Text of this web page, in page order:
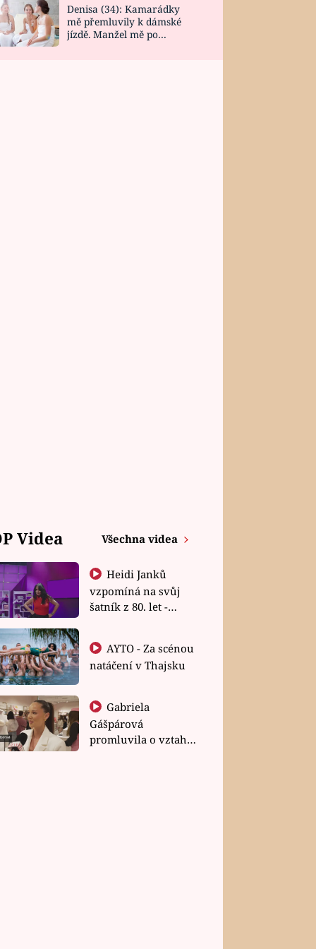
Denisa (34): Kamarádky
mě přemluvily k dámské
jízdě. Manžel mě po
Videa Všechna videa
Heidi Janků
vzpomíná na svůj
šatník z 80. let -
natáčení v Thajsku
Gabriela
Gášpárová
promluvila o vztahu